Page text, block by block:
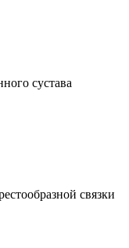
сустава
связки